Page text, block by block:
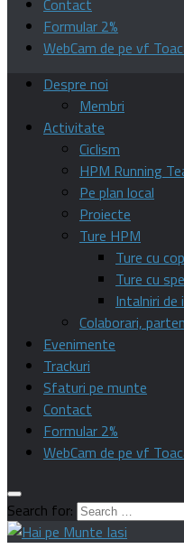
Contact
Formular 2%
WebCam de pe vf
Despre noi
Membri
Activitate
Ciclism
HPM Running
Pe plan local
Proiecte
Ture HPM
Ture cu
Ture cu
Intalniri de
Colaborari,
Evenimente
Trackuri
Sfaturi pe munte
Contact
Formular 2%
WebCam de pe vf
Search for: